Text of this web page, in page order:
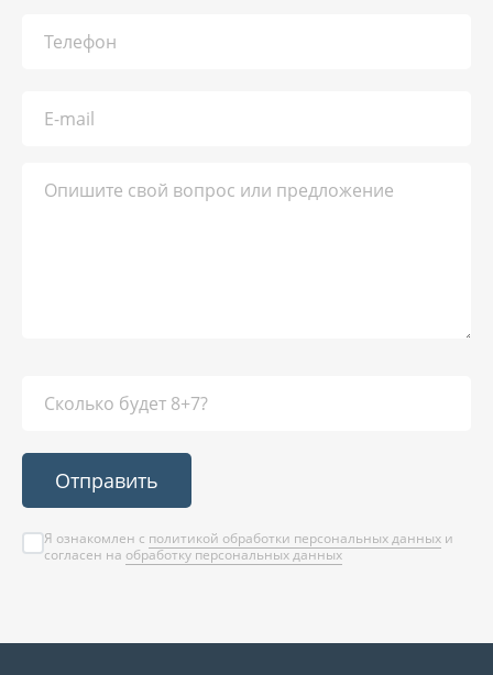
Отправить
Я ознакомлен с политикой обработки персональных данных и
согласен на обработку персональных данных